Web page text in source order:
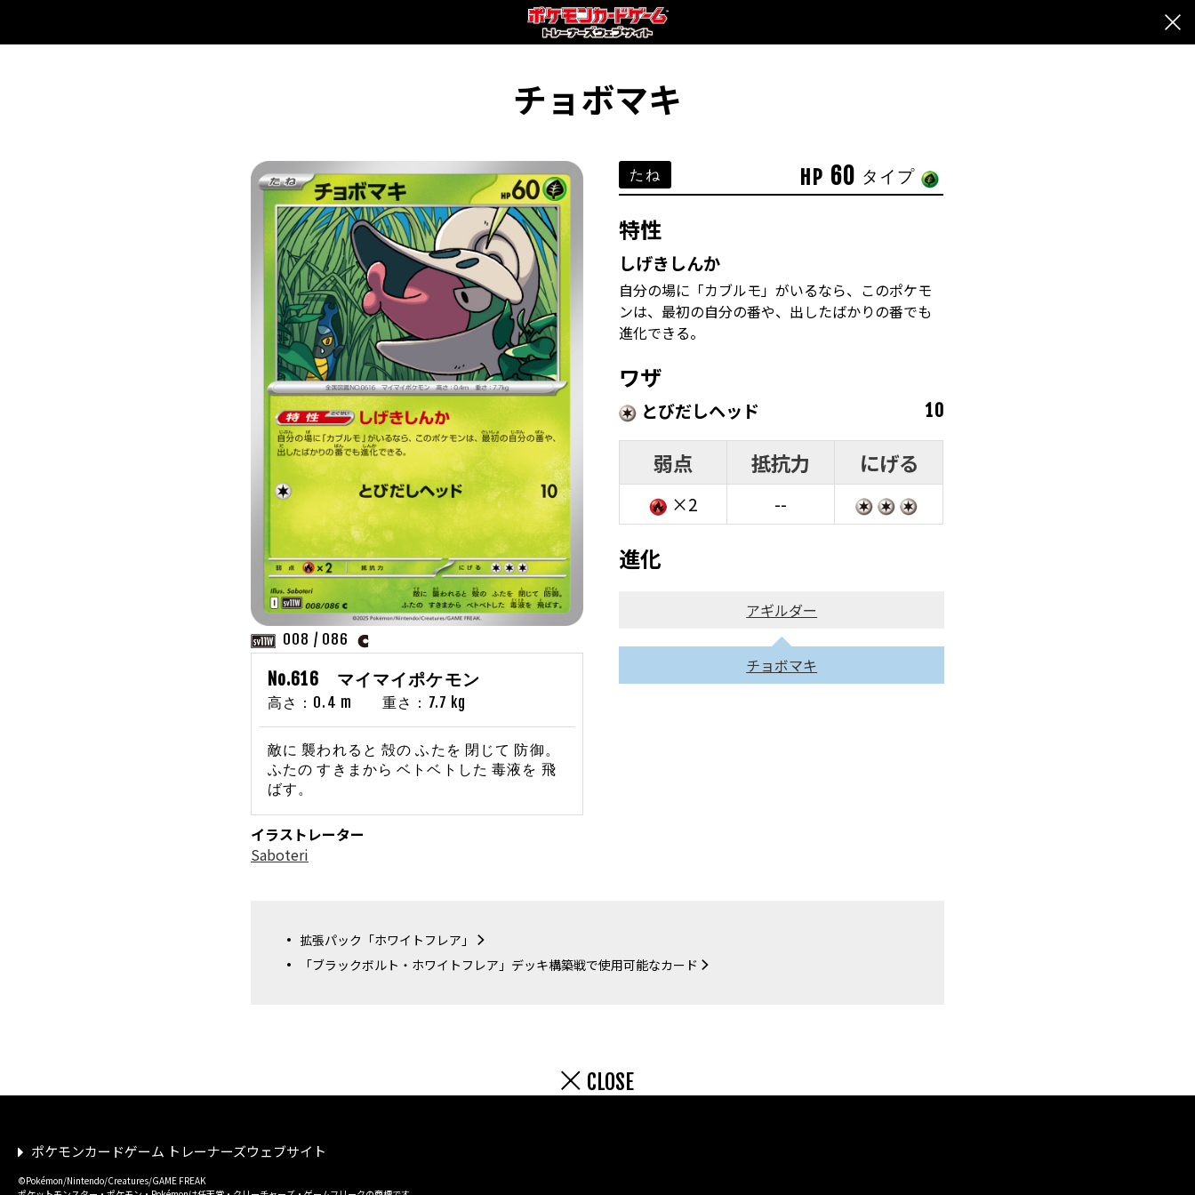
チョボマキ
008 / 086
No.616 マイマイポケモン
高さ：0.4 m 重さ：7.7 kg
敵に 襲われると 殻の ふたを 閉じて 防御。
ふたの すきまから ベトベトした 毒液を 飛
ばす。
イラストレーター
Saboteri
たね HP 60 タイプ
特性
しげきしんか
自分の場に「カブルモ」がいるなら、このポケモ
ンは、最初の自分の番や、出したばかりの番でも
進化できる。
ワザ
とびだしヘッド 10
弱点 抵抗力 にげる
×2 --
進化
アギルダー
チョボマキ
拡張パック「ホワイトフレア」
「ブラックボルト・ホワイトフレア」デッキ構築戦で使用可能なカード
CLOSE
ポケモンカードゲーム トレーナーズウェブサイト
©Pokémon/Nintendo/Creatures/GAME FREAK